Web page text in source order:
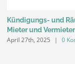
Kündigungs- und
Mieter und
April 27th, 2025 | 0